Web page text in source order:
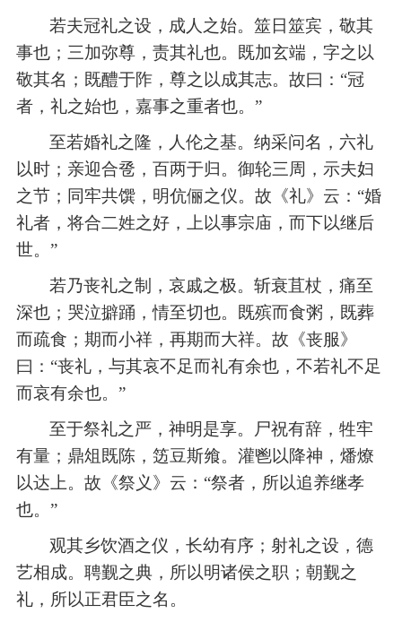
若夫冠礼之设，成人之始。筮日筮宾，敬其
事也；三加弥尊，责其礼也。既加玄端，字之以
敬其名；既醴于阼，尊之以成其志。故曰： “冠
者，礼之始也，嘉事之重者也。”
至若婚礼之隆，人伦之基。纳采问名，六礼
以时；亲迎合卺，百两于归。御轮三周，示夫妇
之节；同牢共馔，明伉俪之仪。故《礼》云： “婚
礼者，将合二姓之好，上以事宗庙，而下以继后
世。”
若乃丧礼之制，哀戚之极。斩衰苴杖，痛至
深也；哭泣擗踊，情至切也。既殡而食粥，既葬
而疏食；期而小祥，再期而大祥。故《丧服》
曰： “丧礼，与其哀不足而礼有余也，不若礼不足
而哀有余也。”
至于祭礼之严，神明是享。尸祝有辞，牲牢
有量；鼎俎既陈，笾豆斯飨。灌鬯以降神，燔燎
以达上。故《祭义》云： “祭者，所以追养继孝
也。”
观其乡饮酒之仪，长幼有序；射礼之设，德
艺相成。聘觐之典，所以明诸侯之职；朝觐之
礼，所以正君臣之名。